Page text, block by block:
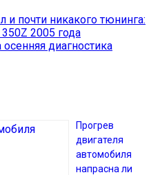
и почти никакого тюнинга:
2005 года
диагностика
Прогрев
двигателя
автомобиля
напрасна ли